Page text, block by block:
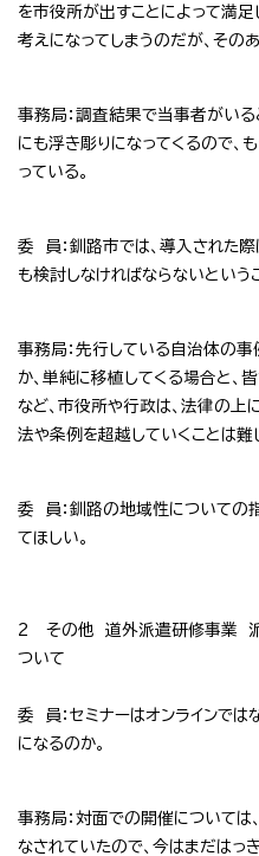
を市役所が出すことによって満
考えになってしまうのだが、その
事務局：調査結果で当事者がいる
にも浮き彫りになってくるので、
っている。
委 員：釧路市では、導入された
も検討しなければならないという
事務局：先行している自治体の
か、単純に移植してくる場合と、
など、市役所や行政は、法律の上
法や条例を超越していくことは難
委 員：釧路の地域性についての
てほしい。
2 その他 道外派遣研修事業 派
ついて
委 員：セミナーはオンラインでは
になるのか。
事務局：対面での開催について
なされていたので、今はまだはっ